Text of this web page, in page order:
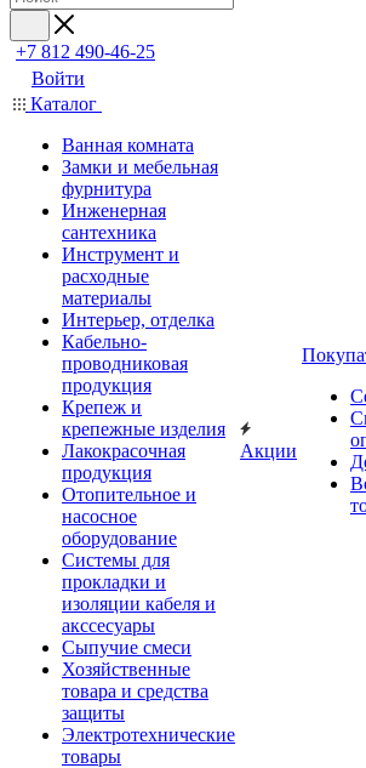
+7 812 490-46-25
Войти
Каталог
Ванная комната
Замки и мебельная
фурнитура
Инженерная
сантехника
Инструмент и
расходные
материалы
Интерьер, отделка
Кабельно-
проводниковая
продукция
Крепеж и
крепежные изделия
Лакокрасочная
продукция
Отопительное и
насосное
оборудование
Системы для
прокладки и
изоляции кабеля и
акссесуары
Сыпучие смеси
Хозяйственные
товара и средства
защиты
Электротехнические
товары
Акции